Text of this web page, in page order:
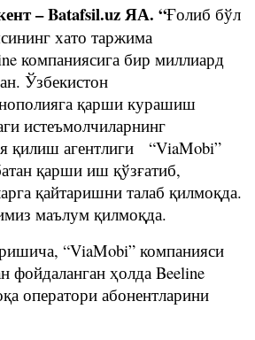
– Batafsil.uz ЯА. “Ғолиб бўл
хато таржима
компаниясига бир миллиард
Ўзбекистон
қарши курашиш
истеъмолчиларнинг
қилиш агентлиги “ViaMobi”
қарши иш қўзғатиб,
қайтаришни талаб қилмоқда.
маълум қилмоқда.
“ViaMobi” компанияси
фойдаланган ҳолда Beeline
оператори абонентларини